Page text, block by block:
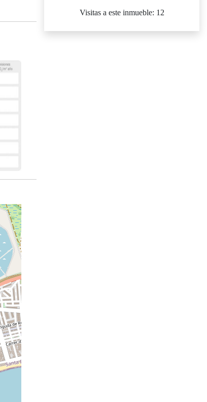
Visitas a este inmueble: 12